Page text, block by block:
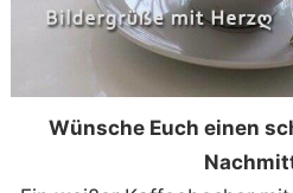
Wünsche Euch einen